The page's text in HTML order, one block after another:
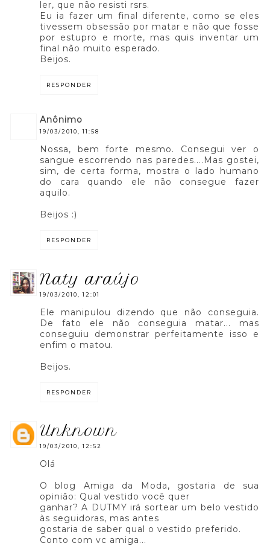
ler, que não resisti rsrs.
Eu ia fazer um final diferente, como se eles
tivessem obsessão por matar e não que fosse
por estupro e morte, mas quis inventar um
final não muito esperado.
Beijos.
RESPONDER
anônimo
19/03/2010, 11:58
Nossa, bem forte mesmo. Consegui ver o
sangue escorrendo nas paredes....Mas gostei,
sim, de certa forma, mostra o lado humano
do cara quando ele não consegue fazer
aquilo.
Beijos :)
RESPONDER
naty araújo
19/03/2010, 12:01
Ele manipulou dizendo que não conseguia.
De fato ele não conseguia matar... mas
conseguiu demonstrar perfeitamente isso e
enfim o matou.
Beijos.
RESPONDER
unknown
19/03/2010, 12:52
Olá
O blog Amiga da Moda, gostaria de sua
opinião: Qual vestido você quer
ganhar? A DUTMY irá sortear um belo vestido
às seguidoras, mas antes
gostaria de saber qual o vestido preferido.
Conto com vc amiga...